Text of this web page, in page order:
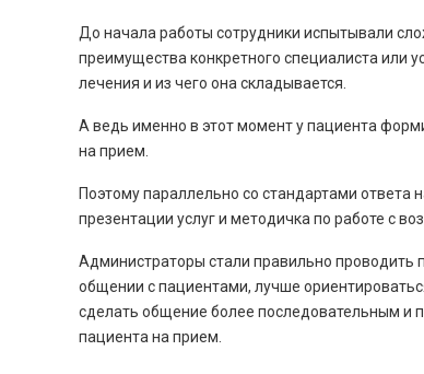
До начала работы сотрудники испытывали
преимущества конкретного специалиста или
лечения и из чего она складывается.
А ведь именно в этот момент у пациента
на прием.
Поэтому параллельно со стандартами ответа
презентации услуг и методичка по работе с
Администраторы стали правильно проводить
общении с пациентами, лучше
сделать общение более последовательным и
пациента на прием.